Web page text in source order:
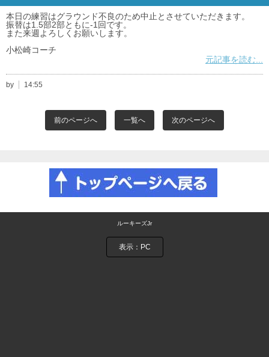
本日の練習はグラウンド不良のため中止とさせていただきます。
振替は1.5部2部ともに-1回です。
また来週よろしくお願いします。
小松崎コーチ
元記事を読む...
by 14:55
前のページへ 一覧へ 次のページへ
ルーキーズJr
表示：PC